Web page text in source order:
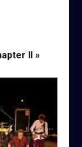
II »